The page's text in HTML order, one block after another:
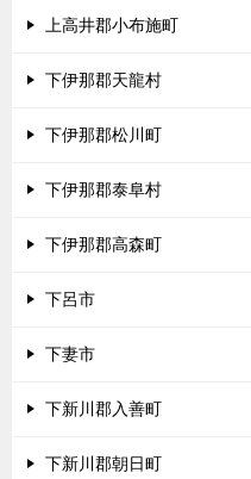
上高井郡小布施町
下伊那郡天龍村
下伊那郡松川町
下伊那郡泰阜村
下伊那郡高森町
下呂市
下妻市
下新川郡入善町
下新川郡朝日町